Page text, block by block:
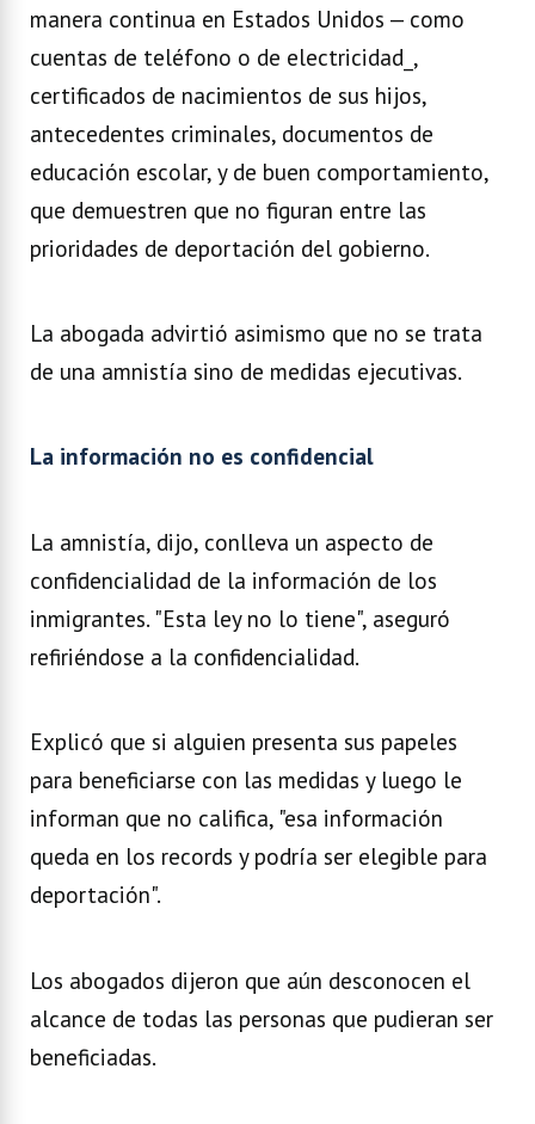
manera continua en Estados Unidos — como
cuentas de teléfono o de electricidad_,
certificados de nacimientos de sus hijos,
antecedentes criminales, documentos de
educación escolar, y de buen comportamiento,
que demuestren que no figuran entre las
prioridades de deportación del gobierno.
La abogada advirtió asimismo que no se trata
de una amnistía sino de medidas ejecutivas.
La información no es confidencial
La amnistía, dijo, conlleva un aspecto de
confidencialidad de la información de los
inmigrantes. "Esta ley no lo tiene", aseguró
refiriéndose a la confidencialidad.
Explicó que si alguien presenta sus papeles
para beneficiarse con las medidas y luego le
informan que no califica, "esa información
queda en los records y podría ser elegible para
deportación".
Los abogados dijeron que aún desconocen el
alcance de todas las personas que pudieran ser
beneficiadas.